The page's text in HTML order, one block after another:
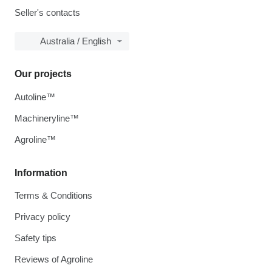
Seller's contacts
Australia / English
Information
Terms & Conditions
Privacy policy
Safety tips
Reviews of Agroline
Our projects
Autoline™
Machineryline™
Agroline™